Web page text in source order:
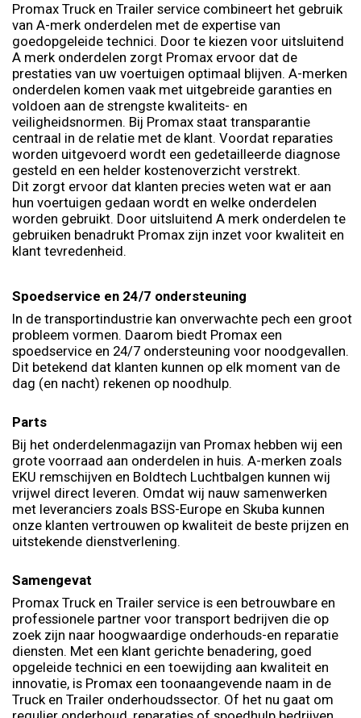
Promax Truck en Trailer service combineert het gebruik
van A-merk onderdelen met de expertise van
goedopgeleide technici. Door te kiezen voor uitsluitend
A merk onderdelen zorgt Promax ervoor dat de
prestaties van uw voertuigen optimaal blijven. A-merken
onderdelen komen vaak met uitgebreide garanties en
voldoen aan de strengste kwaliteits- en
veiligheidsnormen. Bij Promax staat transparantie
centraal in de relatie met de klant. Voordat reparaties
worden uitgevoerd wordt een gedetailleerde diagnose
gesteld en een helder kostenoverzicht verstrekt.
Dit zorgt ervoor dat klanten precies weten wat er aan
hun voertuigen gedaan wordt en welke onderdelen
worden gebruikt. Door uitsluitend A merk onderdelen te
gebruiken benadrukt Promax zijn inzet voor kwaliteit en
klant tevredenheid.
Spoedservice en 24/7 ondersteuning
In de transportindustrie kan onverwachte pech een groot
probleem vormen. Daarom biedt Promax een
spoedservice en 24/7 ondersteuning voor noodgevallen.
Dit betekend dat klanten kunnen op elk moment van de
dag (en nacht) rekenen op noodhulp.
Parts
Bij het onderdelenmagazijn van Promax hebben wij een
grote voorraad aan onderdelen in huis. A-merken zoals
EKU remschijven en Boldtech Luchtbalgen kunnen wij
vrijwel direct leveren. Omdat wij nauw samenwerken
met leveranciers zoals BSS-Europe en Skuba kunnen
onze klanten vertrouwen op kwaliteit de beste prijzen en
uitstekende dienstverlening.
Samengevat
Promax Truck en Trailer service is een betrouwbare en
professionele partner voor transport bedrijven die op
zoek zijn naar hoogwaardige onderhouds-en reparatie
diensten. Met een klant gerichte benadering, goed
opgeleide technici en een toewijding aan kwaliteit en
innovatie, is Promax een toonaangevende naam in de
Truck en Trailer onderhoudssector. Of het nu gaat om